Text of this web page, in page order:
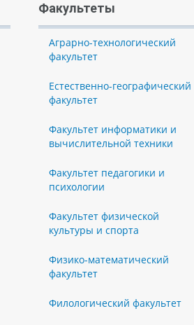
Факультеты
Аграрно-технологический
факультет
Естественно-географический
факультет
Факультет информатики и
вычислительной техники
Факультет педагогики и
психологии
Факультет физической
культуры и спорта
Физико-математический
факультет
Филологический факультет